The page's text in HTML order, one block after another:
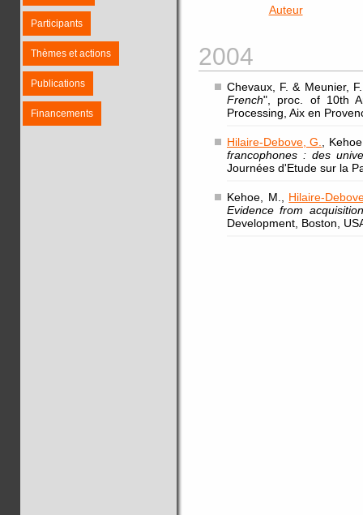
Participants
Thèmes et actions
Publications
Financements
Auteur
2004
Chevaux, F. & Meunier,
French", proc. of 10th
Processing, Aix en
Hilaire-Debove, G.
,
francophones : des
Journées d'Etude sur la
Kehoe, M., Hilaire-
Evidence from acquisition
Development, Boston,